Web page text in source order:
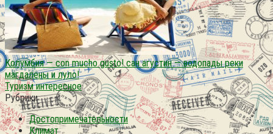
Колумбия — con mucho gusto! сан агустин — водопады реки
магдалены и луло!
Туризм интересное
Рубрики
Достопримечательности
Климат